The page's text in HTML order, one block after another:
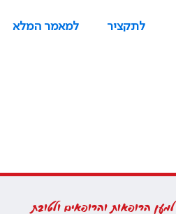
לתקציר
למאמר המלא
למען הרופאות והרופאים ולטובת